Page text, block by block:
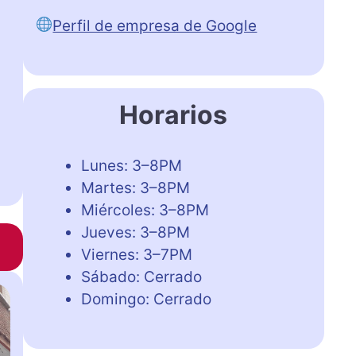
Perfil de empresa de Google
Horarios
Lunes: 3–8PM
Martes: 3–8PM
Miércoles: 3–8PM
Jueves: 3–8PM
Viernes: 3–7PM
Sábado: Cerrado
Domingo: Cerrado